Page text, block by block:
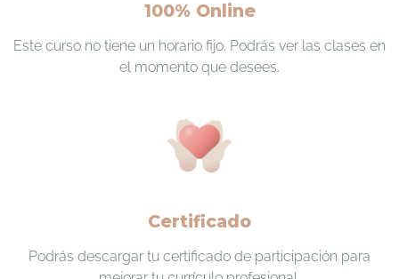
100% Online
Este curso no tiene un horario fijo. Podrás ver las clases en
el momento que desees.
Certificado
Podrás descargar tu certificado de participación para